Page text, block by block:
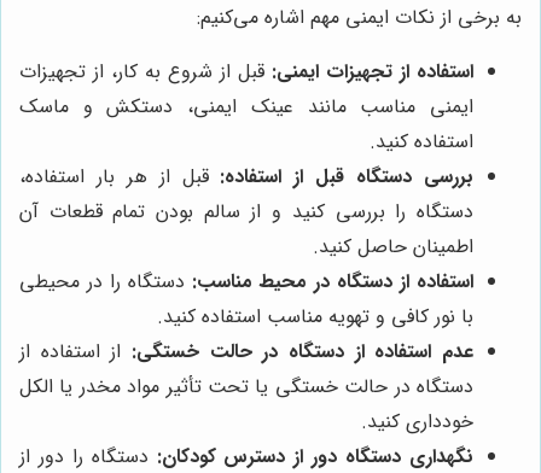
به برخی از نکات ایمنی مهم اشاره می‌کنیم:
استفاده از تجهیزات ایمنی: قبل از شروع به کار، از تجهیزات
ایمنی مناسب مانند عینک ایمنی، دستکش و ماسک
استفاده کنید.
بررسی دستگاه قبل از استفاده: قبل از هر بار استفاده،
دستگاه را بررسی کنید و از سالم بودن تمام قطعات آن
اطمینان حاصل کنید.
استفاده از دستگاه در محیط مناسب: دستگاه را در محیطی
با نور کافی و تهویه مناسب استفاده کنید.
عدم استفاده از دستگاه در حالت خستگی: از استفاده از
دستگاه در حالت خستگی یا تحت تأثیر مواد مخدر یا الکل
خودداری کنید.
نگهداری دستگاه دور از دسترس کودکان: دستگاه را دور از